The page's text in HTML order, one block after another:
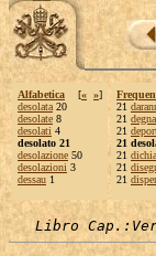
Alfabetica [« »]
desolata 20
desolate 8
desolati 4
desolato 21
desolazione 50
desolazioni 3
dessau 1
21
21 degna
21
21
21
21
21
Libro